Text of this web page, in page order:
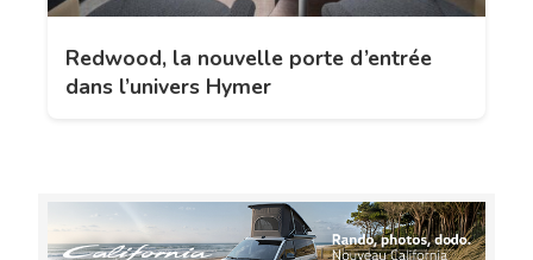
Redwood, la nouvelle porte d’entrée
dans l’univers Hymer